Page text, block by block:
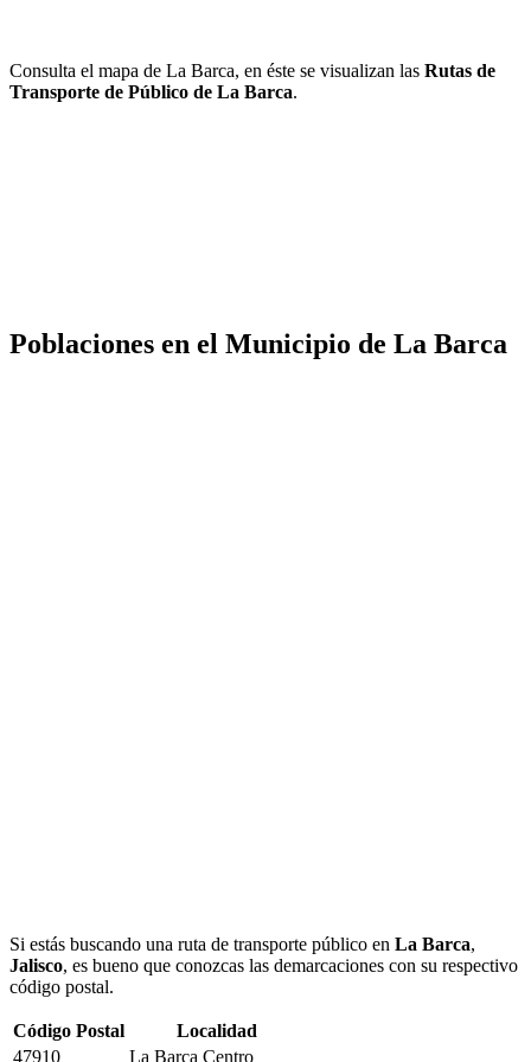
Consulta el mapa de La Barca, en éste se visualizan las Rutas de
Transporte de Público de La Barca.
Poblaciones en el Municipio de La Barca
Si estás buscando una ruta de transporte público en La Barca,
Jalisco, es bueno que conozcas las demarcaciones con su respectivo
código postal.
Código Postal
Localidad
47910
La Barca Centro